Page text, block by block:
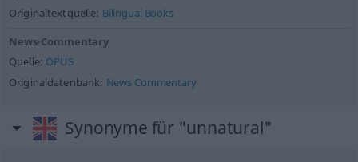
Originaltextquelle: Bilingual Books
News-Commentary
Quelle: OPUS
Originaldatenbank: News Commentary
Synonyme für "unnatural"